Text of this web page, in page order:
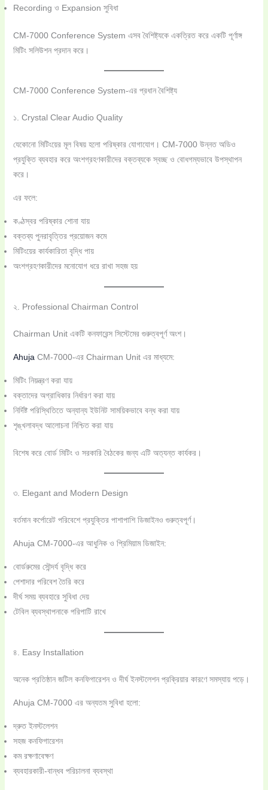
Recording ও Expansion সুবিধা
CM-7000 Conference System এসব বৈশিষ্ট্যকে একত্রিত করে একটি পূর্ণাঙ্গ
মিটিং সলিউশন প্রদান করে।
CM-7000 Conference System-এর প্রধান বৈশিষ্ট্য
১. Crystal Clear Audio Quality
যেকোনো মিটিংয়ের মূল বিষয় হলো পরিষ্কার যোগাযোগ। CM-7000 উন্নত অডিও
প্রযুক্তি ব্যবহার করে অংশগ্রহণকারীদের বক্তব্যকে স্বচ্ছ ও বোধগম্যভাবে উপস্থাপন
করে।
এর ফলে:
কণ্ঠস্বর পরিষ্কার শোনা যায়
বক্তব্য পুনরাবৃত্তির প্রয়োজন কমে
মিটিংয়ের কার্যকারিতা বৃদ্ধি পায়
অংশগ্রহণকারীদের মনোযোগ ধরে রাখা সহজ হয়
২. Professional Chairman Control
Chairman Unit একটি কনফারেন্স সিস্টেমের গুরুত্বপূর্ণ অংশ।
Ahuja CM-7000-এর Chairman Unit এর মাধ্যমে:
মিটিং নিয়ন্ত্রণ করা যায়
বক্তাদের অগ্রাধিকার নির্ধারণ করা যায়
নির্দিষ্ট পরিস্থিতিতে অন্যান্য ইউনিট সাময়িকভাবে বন্ধ করা যায়
শৃঙ্খলাবদ্ধ আলোচনা নিশ্চিত করা যায়
বিশেষ করে বোর্ড মিটিং ও সরকারি বৈঠকের জন্য এটি অত্যন্ত কার্যকর।
৩. Elegant and Modern Design
বর্তমান কর্পোরেট পরিবেশে প্রযুক্তির পাশাপাশি ডিজাইনও গুরুত্বপূর্ণ।
Ahuja CM-7000-এর আধুনিক ও প্রিমিয়াম ডিজাইন:
বোর্ডরুমের সৌন্দর্য বৃদ্ধি করে
পেশাদার পরিবেশ তৈরি করে
দীর্ঘ সময় ব্যবহারে সুবিধা দেয়
টেবিল ব্যবস্থাপনাকে পরিপাটি রাখে
৪. Easy Installation
অনেক প্রতিষ্ঠান জটিল কনফিগারেশন ও দীর্ঘ ইনস্টলেশন প্রক্রিয়ার কারণে সমস্যায় পড়ে।
Ahuja CM-7000 এর অন্যতম সুবিধা হলো:
দ্রুত ইনস্টলেশন
সহজ কনফিগারেশন
কম রক্ষণাবেক্ষণ
ব্যবহারকারী-বান্ধব পরিচালনা ব্যবস্থা